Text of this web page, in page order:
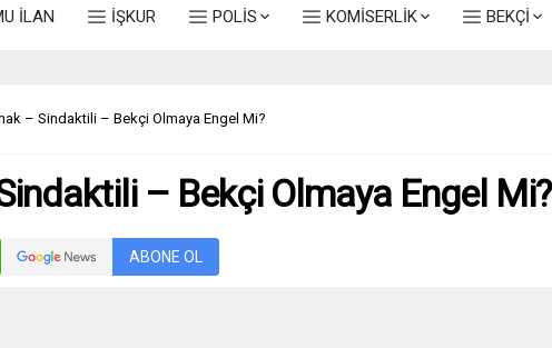
İLAN İŞKUR POLİS KOMİSERLİK BEKÇİ
– Sindaktili – Bekçi Olmaya Engel Mi?
– Bekçi Olmaya Engel Mi?
ABONE OL